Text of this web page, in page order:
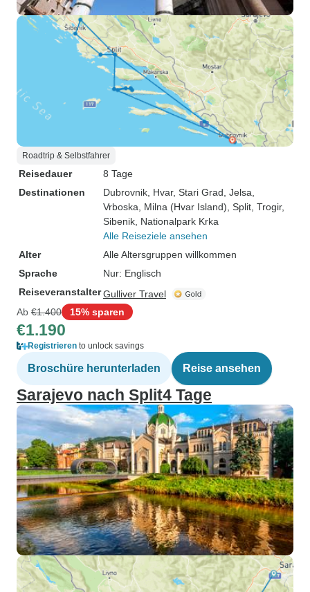
Roadtrip & Selbstfahrer
Reisedauer
8 Tage
Destinationen
Dubrovnik , Hvar, Stari Grad , Jelsa
Vrboska , Milna (Hvar Island) , Split , Trogir,
Sibenik , Nationalpark Krka
Alle Reiseziele ansehen
Alter
Alle Altersgruppen willkommen
Sprache
Nur: Englisch
ReiseveranstalterGulliver Travel
Ab €1.400 15% sparen
€1.190
Registrieren to unlock savings
Broschüre herunterladen Reise ansehen
Sarajevo nach Split4 Tage